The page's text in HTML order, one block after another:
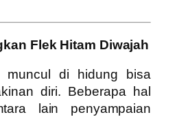
Flek Hitam Diwajah
muncul di hidung bisa
diri. Beberapa hal
lain penyampaian